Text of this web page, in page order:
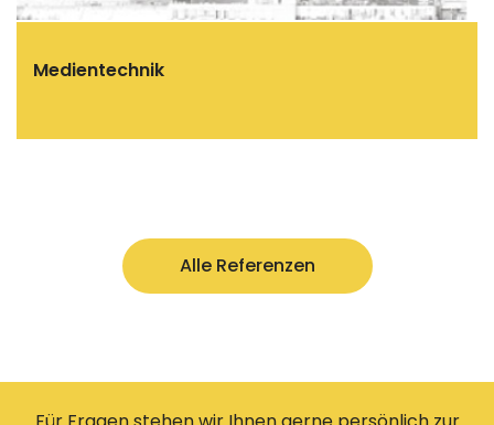
Medientechnik
Alle Referenzen